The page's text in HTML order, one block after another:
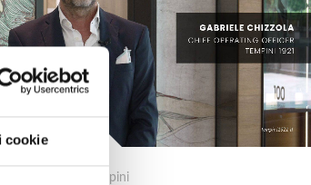
cookie
Tempini